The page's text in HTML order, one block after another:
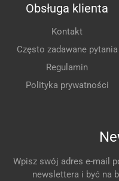
Obsługa klienta
Kontakt
Często zadawane pytania
Regulamin
Polityka prywatności
Wpisz swój adres e-mail
newslettera i być na